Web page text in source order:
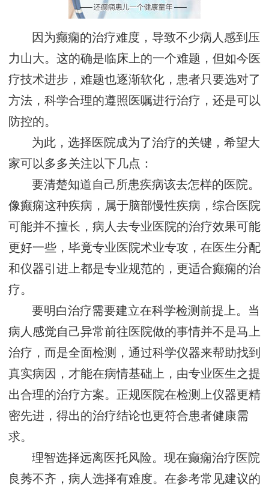
因为癫痫的治疗难度，导致不少病人感到压
力山大。这的确是临床上的一个难题，但如今医
疗技术进步，难题也逐渐软化，患者只要选对了
方法，科学合理的遵照医嘱进行治疗，还是可以
防控的。
为此，选择医院成为了治疗的关键，希望大
家可以多多关注以下几点：
要清楚知道自己所患疾病该去怎样的医院。
像癫痫这种疾病，属于脑部慢性疾病，综合医院
可能并不擅长，病人去专业医院的治疗效果可能
更好一些，毕竟专业医院术业专攻，在医生分配
和仪器引进上都是专业规范的，更适合癫痫的治
疗。
要明白治疗需要建立在科学检测前提上。当
病人感觉自己异常前往医院做的事情并不是马上
治疗，而是全面检测，通过科学仪器来帮助找到
真实病因，才能在病情基础上，由专业医生之提
出合理的治疗方案。正规医院在检测上仪器更精
密先进，得出的治疗结论也更符合患者健康需
求。
理智选择远离医托风险。现在癫痫治疗医院
良莠不齐，病人选择有难度。在参考常见建议的